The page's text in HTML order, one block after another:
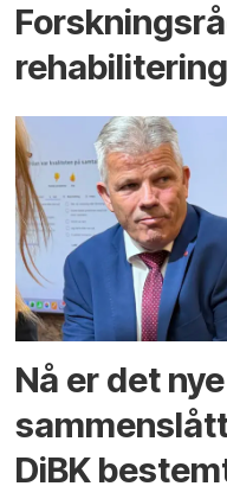
Nå er det
DiBK